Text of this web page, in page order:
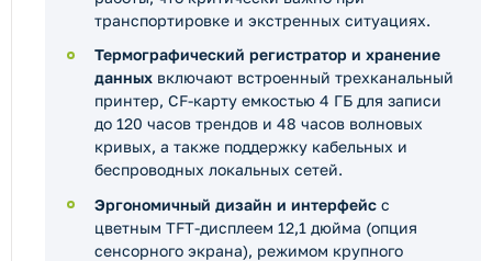
транспортировке и экстренных ситуациях.
Термографический регистратор и хранение
данных включают встроенный трехканальный
принтер, CF-карту емкостью 4 ГБ для записи
до 120 часов трендов и 48 часов волновых
кривых, а также поддержку кабельных и
беспроводных локальных сетей.
Эргономичный дизайн и интерфейс с
цветным TFT-дисплеем 12,1 дюйма (опция
сенсорного экрана), режимом крупного